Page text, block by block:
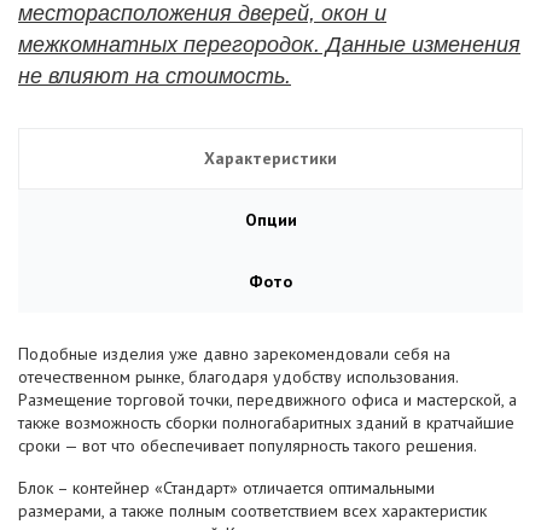
месторасположения дверей, окон и
межкомнатных перегородок. Данные изменения
не влияют на стоимость.
Характеристики
Опции
Фото
Подобные изделия уже давно зарекомендовали себя на
отечественном рынке, благодаря удобству использования.
Размещение торговой точки, передвижного офиса и мастерской, а
также возможность сборки полногабаритных зданий в кратчайшие
сроки — вот что обеспечивает популярность такого решения.
Блок – контейнер «Стандарт» отличается оптимальными
размерами, а также полным соответствием всех характеристик